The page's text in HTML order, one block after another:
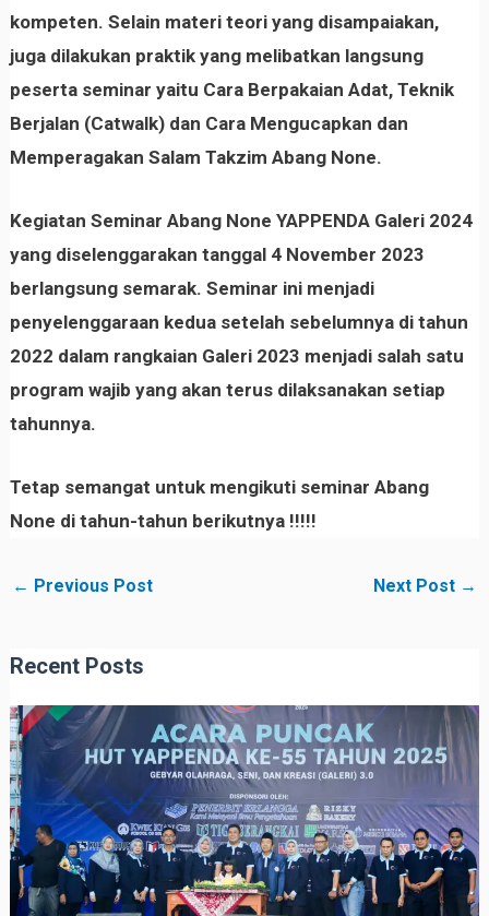
kompeten. Selain materi teori yang disampaiakan,
juga dilakukan praktik yang melibatkan langsung
peserta seminar yaitu Cara Berpakaian Adat, Teknik
Berjalan (Catwalk) dan Cara Mengucapkan dan
Memperagakan Salam Takzim Abang None.
Kegiatan Seminar Abang None YAPPENDA Galeri 2024
yang diselenggarakan tanggal 4 November 2023
berlangsung semarak. Seminar ini menjadi
penyelenggaraan kedua setelah sebelumnya di tahun
2022 dalam rangkaian Galeri 2023 menjadi salah satu
program wajib yang akan terus dilaksanakan setiap
tahunnya.
Tetap semangat untuk mengikuti seminar Abang
None di tahun-tahun berikutnya !!!!!
← Previous Post Next Post →
Recent Posts